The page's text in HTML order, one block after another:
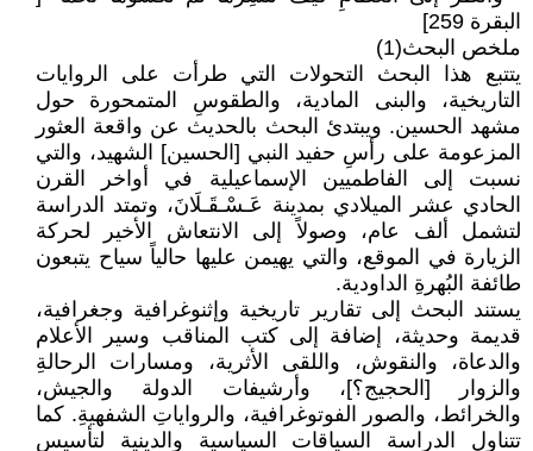
البقرة 259]
ملخص البحث(1)
يتتبع هذا البحث التحولات التي طرأت على الروايات
التاريخية، والبنى المادية، والطقوسِ المتمحورة حول
مشهد الحسين. ويبتدئ البحث بالحديث عن واقعة العثور
المزعومة على رأسِ حفيد النبي [الحسين] الشهيد، والتي
نسبت إلى الفاطميين الإسماعيلية في أواخر القرن
الحادي عشر الميلادي بمدينة عَـسْـقَـلَانَ، وتمتد الدراسة
لتشمل ألف عام، وصولاً إلى الانتعاش الأخير لحركة
الزيارة في الموقع، والتي يهيمن عليها حالياً سياح يتبعون
طائفة البُهرةِ الداودية.
يستند البحث إلى تقارير تاريخية وإثنوغرافية وجغرافية،
قديمة وحديثة، إضافة إلى كتب المناقب وسير الأعلام
والدعاة، والنقوش، واللقى الأثرية، ومسارات الرحالةِ
والزوار [الحجيج؟]، وأرشيفات الدولة والجيش،
والخرائط، والصور الفوتوغرافية، والرواياتِ الشفهيةِ. كما
تتناول الدراسة السياقات السياسية والدينية لتأسيس